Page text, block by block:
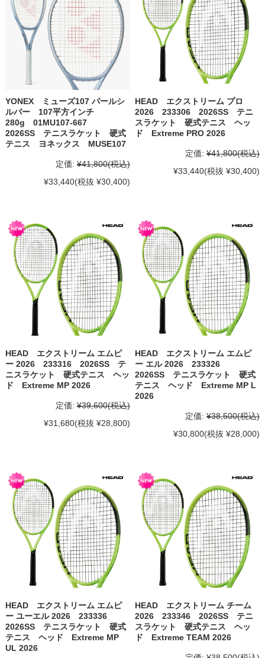
YONEX ミューズ107 パールシ
ルバー 107平方インチ
280g 01MU107-667
2026SS テニスラケット 硬式
テニス ヨネックス MUSE107
定価: ¥41,800(税込)
¥33,440(税抜 ¥30,400)
HEAD エクストリーム プロ
2026 233306 2026SS テニ
スラケット 硬式テニス ヘッ
ド Extreme PRO 2026
定価: ¥41,800(税込)
¥33,440(税抜 ¥30,400)
HEAD エクストリーム エムピ
ー 2026 233316 2026SS テ
ニスラケット 硬式テニス ヘッ
ド Extreme MP 2026
定価: ¥39,600(税込)
¥31,680(税抜 ¥28,800)
HEAD エクストリーム エムピ
ー エル 2026 233326
2026SS テニスラケット 硬式
テニス ヘッド Extreme MP L
2026
定価: ¥38,500(税込)
¥30,800(税抜 ¥28,000)
HEAD エクストリーム エムピ
ー ユーエル 2026 233336
2026SS テニスラケット 硬式
テニス ヘッド Extreme MP
UL 2026
HEAD エクストリーム チーム
2026 233346 2026SS テニ
スラケット 硬式テニス ヘッ
ド Extreme TEAM 2026